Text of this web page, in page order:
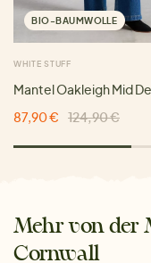
BIO-BAUMWOLLE
WHITE STUFF
Mantel Oakleigh Mid
87,90 €
124,90 €
Mehr von der
Cornwall